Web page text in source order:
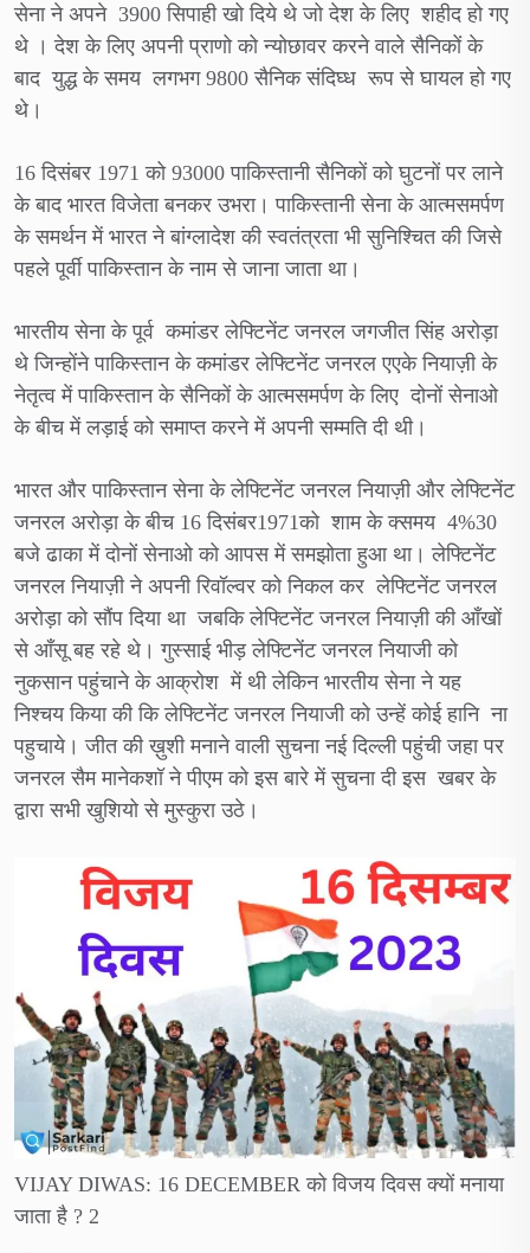
सेना ने अपने 3900 सिपाही खो दिये थे जो देश के लिए शहीद हो गए
थे । देश के लिए अपनी प्राणो को न्योछावर करने वाले सैनिकों के
बाद युद्ध के समय लगभग 9800 सैनिक संदिघ्ध रूप से घायल हो गए
थे।
16 दिसंबर 1971 को 93000 पाकिस्तानी सैनिकों को घुटनों पर लाने
के बाद भारत विजेता बनकर उभरा। पाकिस्तानी सेना के आत्मसमर्पण
के समर्थन में भारत ने बांग्लादेश की स्वतंत्रता भी सुनिश्चित की जिसे
पहले पूर्वी पाकिस्तान के नाम से जाना जाता था।
भारतीय सेना के पूर्व कमांडर लेफ्टिनेंट जनरल जगजीत सिंह अरोड़ा
थे जिन्होंने पाकिस्तान के कमांडर लेफ्टिनेंट जनरल एएके नियाज़ी के
नेतृत्व में पाकिस्तान के सैनिकों के आत्मसमर्पण के लिए दोनों सेनाओ
के बीच में लड़ाई को समाप्त करने में अपनी सम्मति दी थी।
भारत और पाकिस्तान सेना के लेफ्टिनेंट जनरल नियाज़ी और लेफ्टिनेंट
जनरल अरोड़ा के बीच 16 दिसंबर1971को शाम के क्समय 4%30
बजे ढाका में दोनों सेनाओ को आपस में समझोता हुआ था। लेफ्टिनेंट
जनरल नियाज़ी ने अपनी रिवॉल्वर को निकल कर लेफ्टिनेंट जनरल
अरोड़ा को सौंप दिया था जबकि लेफ्टिनेंट जनरल नियाज़ी की आँखों
से आँसू बह रहे थे। गुस्साई भीड़ लेफ्टिनेंट जनरल नियाजी को
नुकसान पहुंचाने के आक्रोश में थी लेकिन भारतीय सेना ने यह
निश्चय किया की कि लेफ्टिनेंट जनरल नियाजी को उन्हें कोई हानि ना
पहुचाये। जीत की ख़ुशी मनाने वाली सुचना नई दिल्ली पहुंची जहा पर
जनरल सैम मानेकशॉ ने पीएम को इस बारे में सुचना दी इस खबर के
द्वारा सभी खुशियो से मुस्कुरा उठे।
VIJAY DIWAS: 16 DECEMBER को विजय दिवस क्यों मनाया
जाता है ? 2